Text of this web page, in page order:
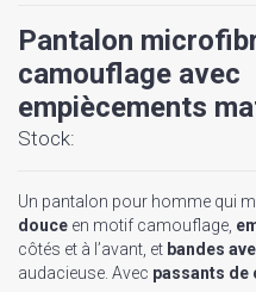
Pantalon
camouflage avec
empiècements
Stock:
Un pantalon pour homme qui
douce en motif camouflage,
côtés et à l’avant, et bandes
audacieuse. Avec passants de